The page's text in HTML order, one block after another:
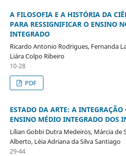
A FILOSOFIA E A HISTÓRIA DA
PARA RESSIGNIFICAR O ENSINO
INTEGRADO
Ricardo Antonio Rodrigues, Fernanda
Liára Colpo Ribeiro
10-28
PDF
ESTADO DA ARTE: A
ENSINO MÉDIO INTEGRADO DOS
Lílian Gobbi Dutra Medeiros, Márcia de
Alberto, Léia Adriana da Silva Santiago
29-44